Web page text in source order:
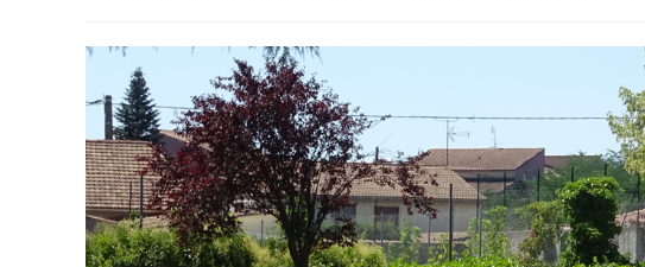
publication :